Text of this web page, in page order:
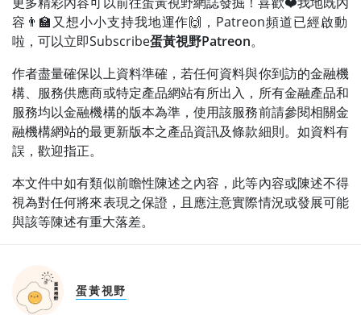
容👨‍🏫又想小小支持我地運作🙌，Patreon頻道已經啟動
啦，可以立即Subscribe蛋黃視野Patreon。
作者盡量確保以上資料準確，若任何資料與你到訪的金融機
構、服務供應商或特定產品網站有所出入，所有金融產品和
服務均以金融機構的版本為準，使用該服務前請參閱相關金
融機構網站的最更新版本之產品資訊及條款細則。如資料有
誤，歡迎指正。
本文件中如有類似前瞻性陳述之內容，此等內容或陳述不得
視為對任何將來表現之保證，且應注意實際情況或發展可能
與該等陳述有重大落差。
蛋黃視野